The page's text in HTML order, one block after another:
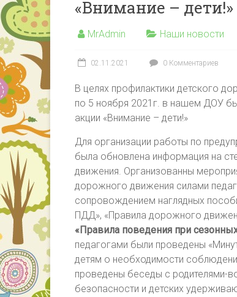
«Сказка»
образования
район
«Внимание – дети!»
MrAdmin Наши новости
02.11.2021 0 Комментариев
В целях профилактики детского
по 5 ноября 2021г. в нашем ДОУ
акции «Внимание – дети!»
Для организации работы по
была обновлена информация на
движения. Организованны
дорожного движения силами
сопровождением наглядных
ПДД», «Правила дорожного
«Правила поведения при
педагогами были проведены
детям о необходимости
проведены беседы с родителями-
безопасности и детских